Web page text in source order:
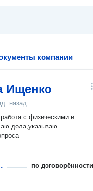
компании
Ищенко
назад
с физическими и
документах по договорённости